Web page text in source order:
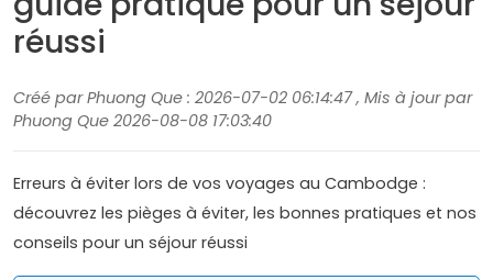
réussi
Créé par Phuong Que : 2026-07-02 06:14:47 , Mis à jour par
Phuong Que 2026-08-08 17:03:40
Erreurs à éviter lors de vos voyages au Cambodge :
découvrez les pièges à éviter, les bonnes pratiques et nos
conseils pour un séjour réussi